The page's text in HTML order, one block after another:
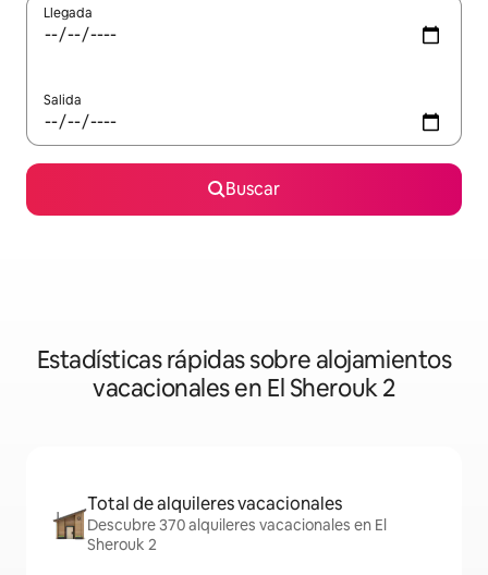
Llegada
Salida
Buscar
Estadísticas rápidas sobre alojamientos
vacacionales en El Sherouk 2
Total de alquileres vacacionales
Descubre 370 alquileres vacacionales en El
Sherouk 2